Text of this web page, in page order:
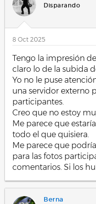
Disparando
8 Oct 2025
Tengo la impresión
claro lo de la subida
Yo no le puse
una servidor externo
participantes.
Creo que no estoy
Me parece que
todo el que quisiera.
Me parece que
para las fotos
comentarios. Si los
Berna